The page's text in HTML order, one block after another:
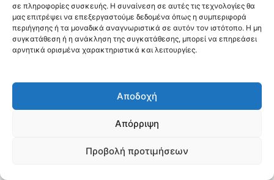
σε πληροφορίες συσκευής. Η συναίνεση σε αυτές τις τεχνολογίες θα
μας επιτρέψει να επεξεργαστούμε δεδομένα όπως η συμπεριφορά
περιήγησης ή τα μοναδικά αναγνωριστικά σε αυτόν τον ιστότοπο. Η μη
συγκατάθεση ή η ανάκληση της συγκατάθεσης, μπορεί να επηρεάσει
αρνητικά ορισμένα χαρακτηριστικά και λειτουργίες.
Αποδοχή
Απόρριψη
Προβολή προτιμήσεων